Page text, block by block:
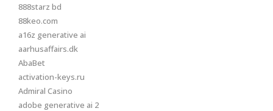
888starz bd
88keo.com
a16z generative ai
aarhusaffairs.dk
AbaBet
activation-keys.ru
Admiral Casino
adobe generative ai 2